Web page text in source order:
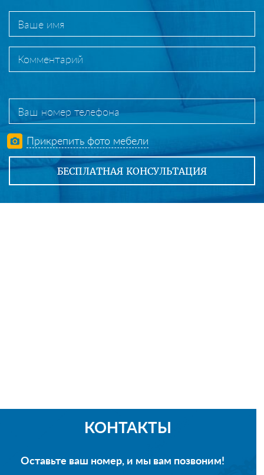
Прикрепить фото мебели
КОНТАКТЫ
Оставьте ваш номер, и мы вам позвоним!